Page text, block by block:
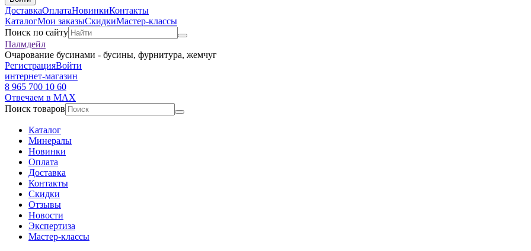
ДоставкаОплатаНовинкиКонтакты
КаталогМои заказыСкидкиМастер-классы
Поиск по сайту
Палмдейл
Очарование бусинами - бусины, фурнитура, жемчуг
РегистрацияВойти
интернет-магазин
8 965 700 10 60
Отвечаем в MAX
Поиск товаров
Каталог
Минералы
Новинки
Оплата
Доставка
Контакты
Скидки
Отзывы
Новости
Экспертиза
Мастер-классы